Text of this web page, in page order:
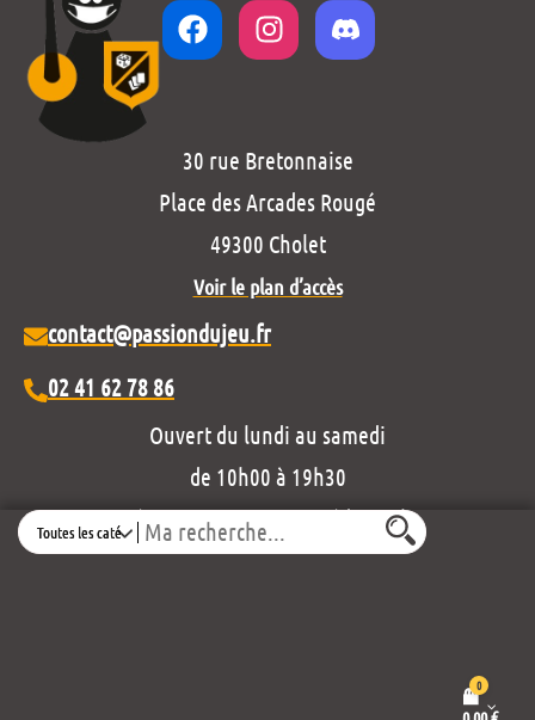
Search
0
30 rue Bretonnaise
Place des Arcades Rougé
49300 Cholet
Voir le plan d’accès
contact@passiondujeu.fr
02 41 62 78 86
Ouvert du lundi au samedi
de 10h00 à 19h30
Découvrez notre projet éditorial :